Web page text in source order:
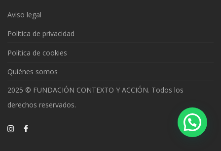
Aviso legal
Política de privacidad
Política de cookies
Quiénes somos
2025 © FUNDACIÓN CONTEXTO Y ACCIÓN. Todos los
derechos reservados.